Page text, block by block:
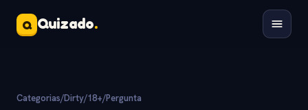
Q Quizado.
Categorias/Dirty/18+/Pergunta